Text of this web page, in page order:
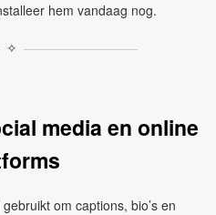
hem vandaag nog.
✧
media en online
om captions, bio’s en